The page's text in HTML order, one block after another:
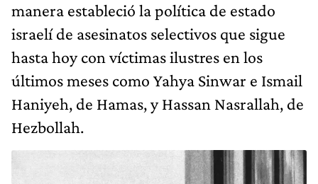
manera estableció la política de estado
israelí de asesinatos selectivos que sigue
hasta hoy con víctimas ilustres en los
últimos meses como Yahya Sinwar e Ismail
Haniyeh, de Hamas, y Hassan Nasrallah, de
Hezbollah.